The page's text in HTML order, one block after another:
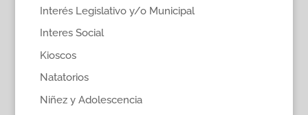
Interés Legislativo y/o Municipal
Interes Social
Kioscos
Natatorios
Niñez y Adolescencia